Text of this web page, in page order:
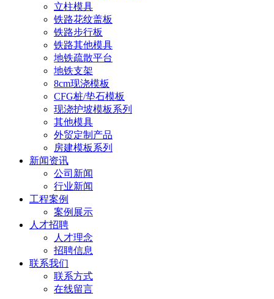
立柱模具
铁路花纹盖板
铁路步行板
铁路其他模具
地铁疏散平台
地铁支架
8cm现浇模板
CFG桩/垫石模板
现浇护坡模板系列
其他模具
外贸定制产品
房建模板系列
新闻资讯
公司新闻
行业新闻
工程案例
案例展示
人才招聘
人才理念
招聘信息
联系我们
联系方式
在线留言